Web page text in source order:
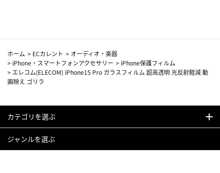
ホーム > ECカレント > オーディオ・楽器
> iPhone・スマートフォンアクセサリー > iPhone保護フィルム
> エレコム(ELECOM) iPhone15 Pro ガラスフィルム 超高透明 光反射軽減 動
画映え ゴリラ
カテゴリを選ぶ
ジャンルを選ぶ